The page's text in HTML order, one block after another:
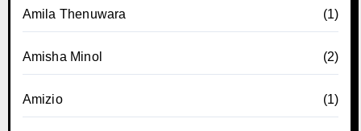
Amila Thenuwara (1)
Amisha Minol (2)
Amizio (1)